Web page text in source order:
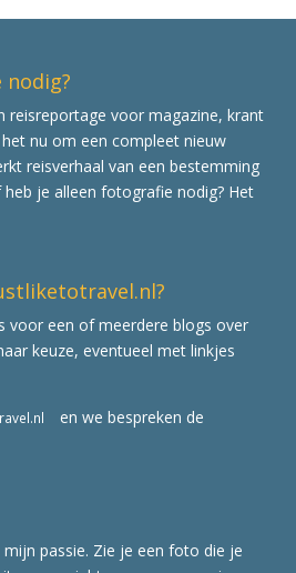
nodig?
reisreportage voor magazine, krant
nu om een compleet nieuw
reisverhaal van een bestemming
heb je alleen fotografie nodig? Het
voor een of meerdere blogs over
keuze, eventueel met linkjes
en we bespreken de
passie. Zie je een foto die je